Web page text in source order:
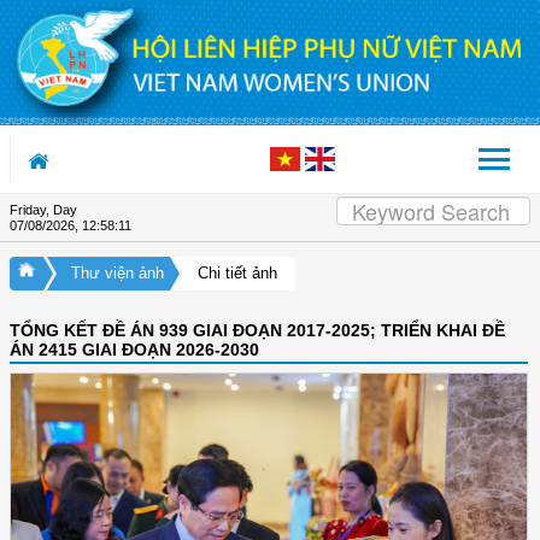
Skip to Content
Friday, Day
07/08/2026, 12:58:12
Thư viện ảnh Chi tiết ảnh
TỔNG KẾT ĐỀ ÁN 939 GIAI ĐOẠN 2017-2025; TRIỂN KHAI ĐỀ
ÁN 2415 GIAI ĐOẠN 2026-2030